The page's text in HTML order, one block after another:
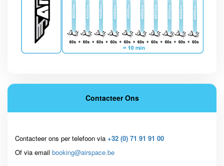
Contacteer Ons
Contacteer ons per telefoon via +32 (0) 71 91 91 00
Of via email booking@airspace.be